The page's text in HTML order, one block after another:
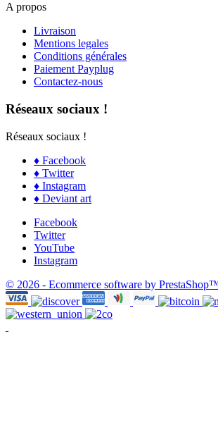
A propos
Livraison
Mentions legales
Conditions générales
Paiement Payplug
Contactez-nous
Réseaux sociaux !
Réseaux sociaux !
♦ Facebook
♦ Twitter
♦ Instagram
♦ Deviant art
Facebook
Twitter
YouTube
Instagram
© 2026 - Ecommerce software by